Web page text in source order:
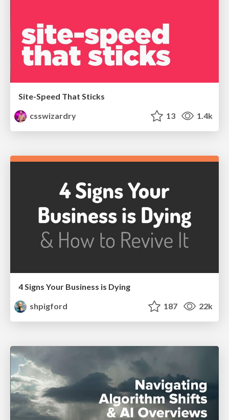
Site-Speed That Sticks
csswizardry
13 1.4k
4 Signs Your Business is Dying
shpigford
187 22k